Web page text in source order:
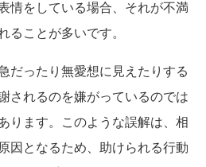
情をしている場合、それが不満
ることが多いです。
だったり無愛想に見えたりする
されるのを嫌がっているのでは
ります。このような誤解は、相
因となるため、助けられる行動